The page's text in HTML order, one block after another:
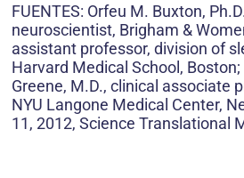
FUENTES: Orfeu M. Buxton,
neuroscientist, Brigham &
assistant professor, division of
Harvard Medical School,
Greene, M.D., clinical associate
NYU Langone Medical Center,
11, 2012, Science Translational